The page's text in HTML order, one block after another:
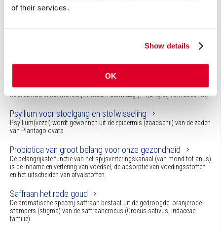
of their services.
Show details
OK
Postbiotica in opkomst Focus op postbioticum van
Calcium en synergisten essentieel voor de
Van alle essentiële (macro)mineralen is calcium in de grootste
hoeveelheid in het menselijk lichaam aanwezig (1-1,2 kg bij volwassenen).
Psyllium voor stoelgang en stofwisseling
Psyllium(vezel) wordt gewonnen uit de epidermis (zaadschil) van de zaden
van Plantago ovata
Probiotica van groot belang voor onze gezondheid
De belangrijkste functie van het spijsverteringskanaal (van mond tot anus)
is de inname en vertering van voedsel, de absorptie van voedingsstoffen
en het uitscheiden van afvalstoffen.
Saffraan het rode goud
De aromatische specerij saffraan bestaat uit de gedroogde, oranjerode
stampers (stigma) van de saffraancrocus (Crocus sativus, Iridaceae
familie).